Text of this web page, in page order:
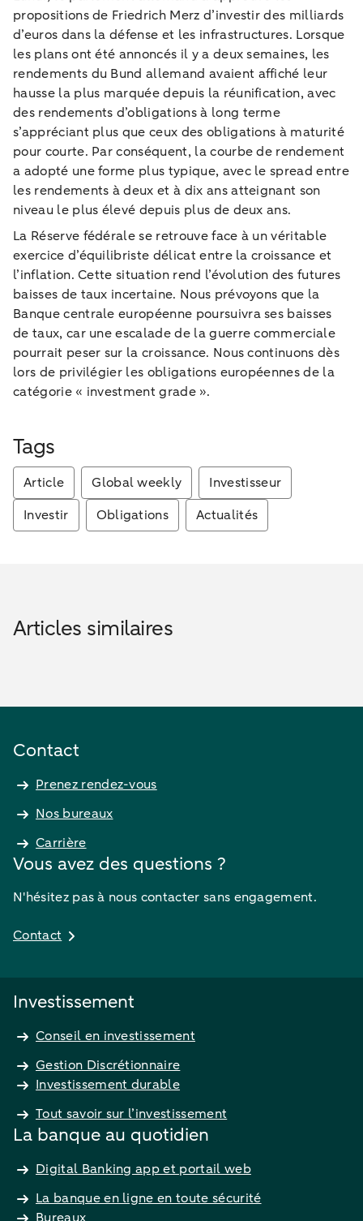
propositions de Friedrich Merz d’investir des milliards
d’euros dans la défense et les infrastructures. Lorsque
les plans ont été annoncés il y a deux semaines, les
rendements du Bund allemand avaient affiché leur
hausse la plus marquée depuis la réunification, avec
des rendements d’obligations à long terme
s’appréciant plus que ceux des obligations à maturité
pour courte. Par conséquent, la courbe de rendement
a adopté une forme plus typique, avec le spread entre
les rendements à deux et à dix ans atteignant son
niveau le plus élevé depuis plus de deux ans.
La Réserve fédérale se retrouve face à un véritable
exercice d’équilibriste délicat entre la croissance et
l’inflation. Cette situation rend l’évolution des futures
baisses de taux incertaine. Nous prévoyons que la
Banque centrale européenne poursuivra ses baisses
de taux, car une escalade de la guerre commerciale
pourrait peser sur la croissance. Nous continuons dès
lors de privilégier les obligations européennes de la
catégorie « investment grade ».
Tags
Article Global weekly
Investisseur
Investir
Obligations Actualités
Articles similaires
Contact
Prenez rendez-vous
Nos bureaux
Carrière
Vous avez des questions ?
N'hésitez pas à nous contacter sans engagement.
Contact
Investissement
Conseil en investissement
Gestion Discrétionnaire
Investissement durable
Tout savoir sur l’investissement
La banque au quotidien
Digital Banking app et portail web
La banque en ligne en toute sécurité